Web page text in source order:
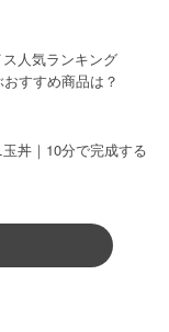
人気ランキング
すすめ商品は？
丼｜10分で完成する